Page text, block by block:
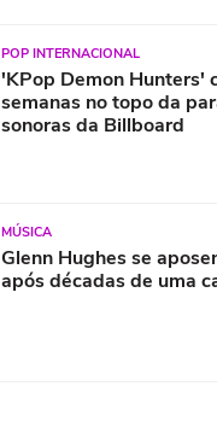
POP INTERNACIONAL
'KPop Demon Hunters'
semanas no topo da
sonoras da Billboard
MÚSICA
Glenn Hughes se
após décadas de uma